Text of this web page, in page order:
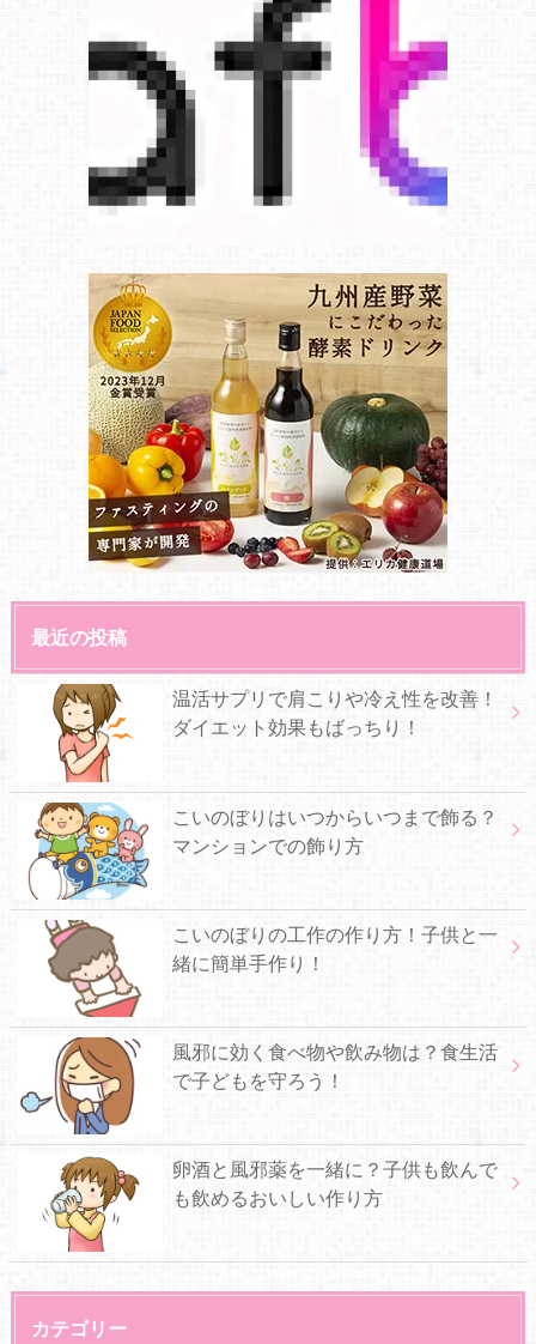
最近の投稿
温活サプリで肩こりや冷え性を改善！
ダイエット効果もばっちり！
こいのぼりはいつからいつまで飾る？
マンションでの飾り方
こいのぼりの工作の作り方！子供と一
緒に簡単手作り！
風邪に効く食べ物や飲み物は？食生活
で子どもを守ろう！
卵酒と風邪薬を一緒に？子供も飲んで
も飲めるおいしい作り方
カテゴリー